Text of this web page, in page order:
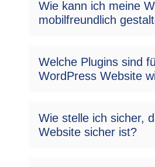
Wie kann ich meine
mobilfreundlich
Welche Plugins sind
WordPress Website
Wie stelle ich sicher,
Website sicher ist?